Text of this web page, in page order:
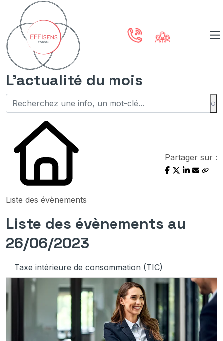
L'actualité du mois
Liste des évènements
Partager sur :
Liste des évènements au
26/06/2023
Taxe intérieure de consommation (TIC)